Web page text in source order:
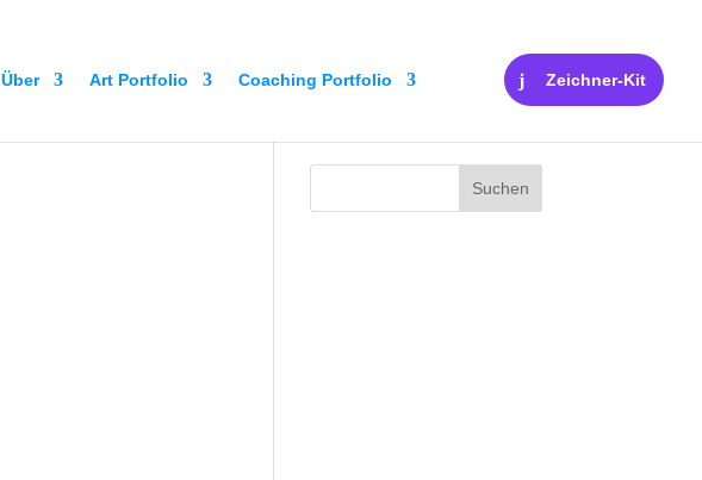
Über Art Portfolio Coaching Portfolio Zeichner-Kit